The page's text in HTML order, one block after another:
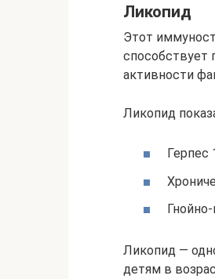
Ликопид
Этот
способствует
активности
Ликопид
Герпес
Ликопид —
детям в